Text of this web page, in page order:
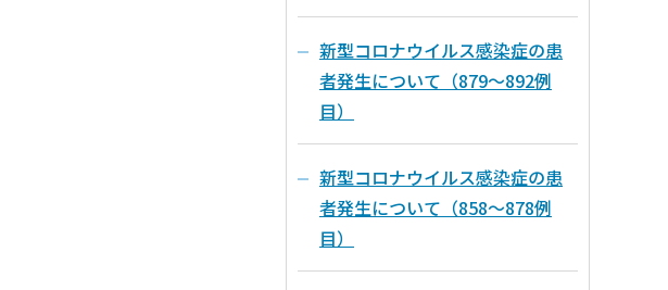
新型コロナウイルス感染症の患
者発生について（879～892例
目）
新型コロナウイルス感染症の患
者発生について（858～878例
目）